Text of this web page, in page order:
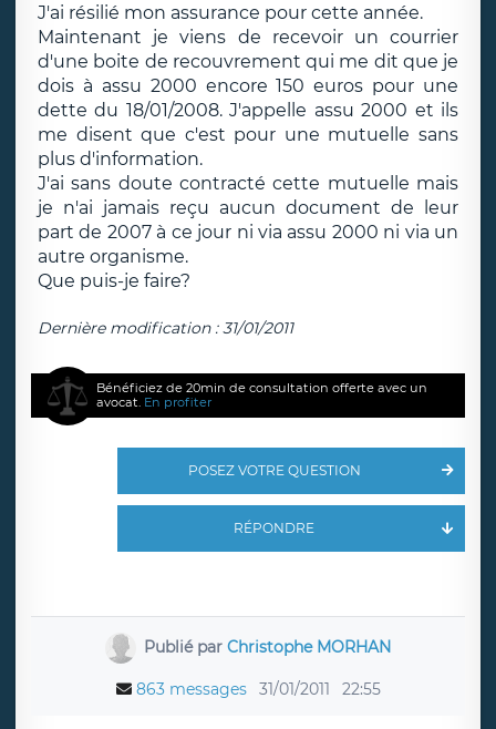
J'ai résilié mon assurance pour cette année.
Maintenant je viens de recevoir un courrier
d'une boite de recouvrement qui me dit que je
dois à assu 2000 encore 150 euros pour une
dette du 18/01/2008. J'appelle assu 2000 et ils
me disent que c'est pour une mutuelle sans
plus d'information.
J'ai sans doute contracté cette mutuelle mais
je n'ai jamais reçu aucun document de leur
part de 2007 à ce jour ni via assu 2000 ni via un
autre organisme.
Que puis-je faire?
Dernière modification : 31/01/2011
Bénéficiez de 20min de consultation offerte avec un
avocat. En profiter
POSEZ VOTRE QUESTION
RÉPONDRE
Publié parChristophe MORHAN
863 messages 31/01/2011 22:55